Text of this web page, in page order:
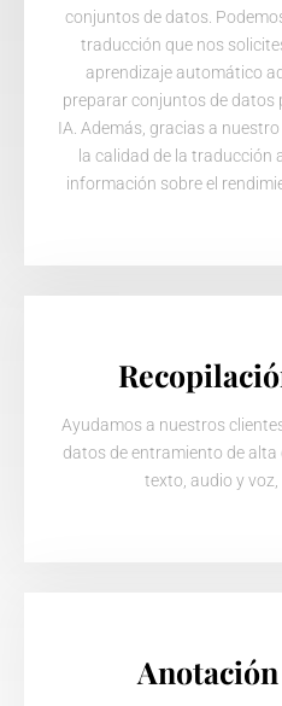
conjuntos de datos.
traducción que nos
aprendizaje automático
preparar conjuntos de datos
IA. Además, gracias a
la calidad de la traducción
información sobre el
Ayudamos a nuestros
datos de entramiento de
texto, audio y voz,